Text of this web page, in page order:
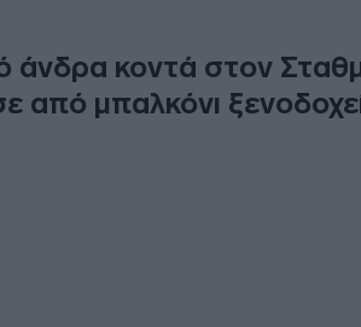
άνδρα κοντά στον
από μπαλκόνι